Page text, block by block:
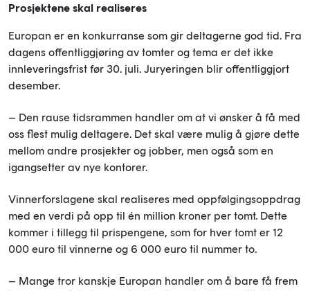
Prosjektene skal realiseres
Europan er en konkurranse som gir deltagerne god tid. Fra
dagens offentliggjøring av tomter og tema er det ikke
innleveringsfrist før 30. juli. Juryeringen blir offentliggjort
desember.
– Den rause tidsrammen handler om at vi ønsker å få med
oss flest mulig deltagere. Det skal være mulig å gjøre dette
mellom andre prosjekter og jobber, men også som en
igangsetter av nye kontorer.
Vinnerforslagene skal realiseres med oppfølgingsoppdrag
med en verdi på opp til én million kroner per tomt. Dette
kommer i tillegg til prispengene, som for hver tomt er 12
000 euro til vinnerne og 6 000 euro til nummer to.
– Mange tror kanskje Europan handler om å bare få frem